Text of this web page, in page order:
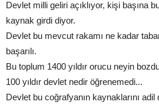
Devlet milli geliri açıklıyor, kişi başına
kaynak girdi diyor.
Devlet bu mevcut rakamı ne kadar
başarılı.
Bu toplum 1400 yıldır orucu neyin
100 yıldır devlet nedir öğrenemedi...
Devlet bu coğrafyanın kaynaklarını